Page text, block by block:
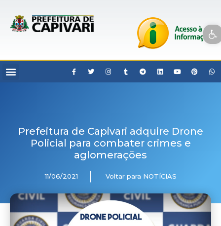
Open toolbar
Prefeitura de Capivari adquire Drone
Policial para combater crimes e
aglomerações
11/06/2021 Voltar para NOTÍCIAS